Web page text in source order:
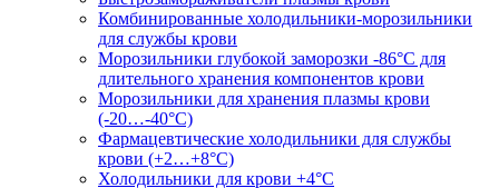
Комбинированные холодильники-морозильники
для службы крови
Морозильники глубокой заморозки -86°С для
длительного хранения компонентов крови
Морозильники для хранения плазмы крови
(-20…-40°С)
Фармацевтические холодильники для службы
крови (+2…+8°С)
Холодильники для крови +4°С